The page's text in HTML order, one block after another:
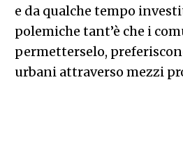
e da qualche tempo
polemiche tant’è che i
permetterselo,
urbani attraverso mezzi